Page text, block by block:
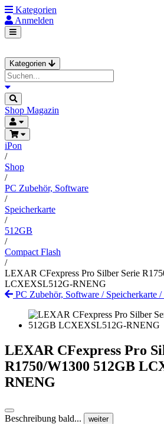
Kategorien
Anmelden
Kategorien
Shop Magazin
iPon
/
Shop
/
PC Zubehör, Software
/
Speicherkarte
/
512GB
/
Compact Flash
/
LEXAR CFexpress Pro Silber Serie
LCXEXSL512G-RNENG
PC Zubehör, Software / Speicherkarte /
LEXAR CFexpress Pro
R1750/W1300 512GB
RNENG
Beschreibung bald... weiter